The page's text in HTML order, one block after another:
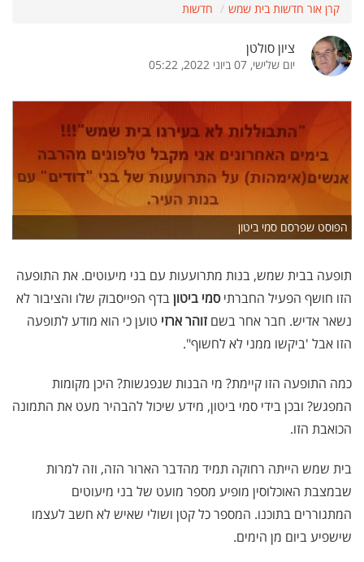
קרן אור חדשות בית שמש חדשות
ציון סולטן
יום שלישי, 07 ביוני 2022, 05:22
הפוסט שפרסם סמי ביטון
תופעה בבית שמש, בנות מתרועעות עם בני מיעוטים. את התופעה
הזו חושף הפעיל החברתיסמי ביטוןבדף הפייסבוק שלו והציבור לא
נשאר אדיש. חבר אחר בשם זוהר ארזי טוען כי הוא מודע לתופעה
הזו אבל 'ביקשו ממני לא לחשוף".
כמה התופעה הזו קיימת? מי הבנות שנפגשות? היכן מקומות
המפגש? ובכן בידי סמי ביטון, מידע שיכול להבהיר מעט את התמונה
הכואבת הזו.
בית שמש הייתה רחוקה תמיד מהדבר הארור הזה, וזה למרות
שבמצבת האוכלוסין מופיע מספר מועט של בני מיעוטים
המתגוררים בתוכנו. המספר כל קטן ושולי שאיש לא חשב לעצמו
שישפיע ביום מן הימים.